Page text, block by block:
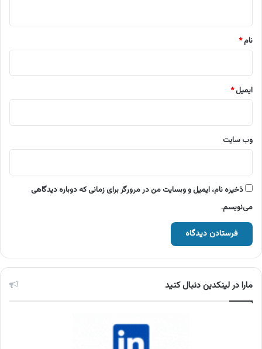
نام*
ایمیل*
وب‌ سایت
ذخیره نام، ایمیل و وبسایت من در مرورگر برای زمانی که دوباره دیدگاهی
می‌نویسم.
مارا در لینکدین دنبال کنید